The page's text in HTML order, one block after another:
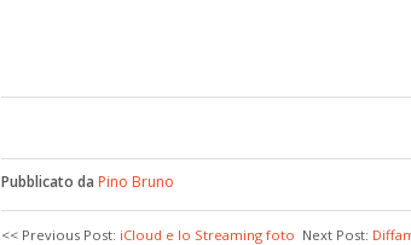
Pubblicato da Pino Bruno
Next Post:
<< Previous Post: iCloud e lo Streaming foto